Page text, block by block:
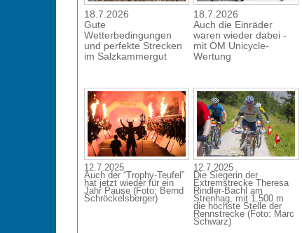
18.7.2026
Gute
Wetterbedingungen
und perfekte Strecken
im Salzkammergut
18.7.2026
Auch die Einräder
waren wieder dabei -
mit ÖM Unicycle-
Wertung
12.7.2025
Auch der “Trophy-Teufel”
hat jetzt wieder für ein
Jahr Pause (Foto: Bernd
Schröckelsberger)
12.7.2025
Die Siegerin der
Extremstrecke Theresa
Rindler-Bachl am
Strenhag, mit 1.500 m
die höchste Stelle der
Rennstrecke (Foto: Marc
Schwarz)